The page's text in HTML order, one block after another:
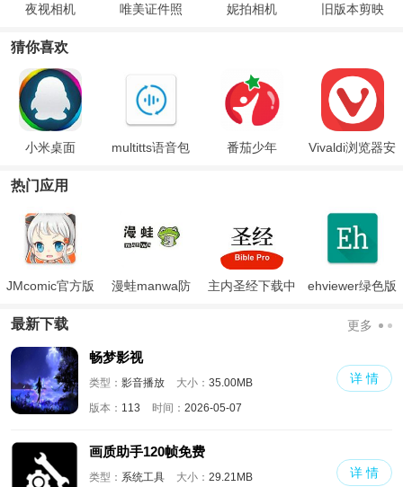
夜视相机 唯美证件照 妮拍相机 旧版本剪映
猜你喜欢
小米桌面 multitts语音包 番茄少年
Vivaldi浏览器安
热门应用
JMcomic官方版
漫蛙manwa防
主内圣经下载中
ehviewer绿色版
最新下载 更多
畅梦影视
类型： 影音播放 大小： 35.00MB
版本： 113 时间： 2026-05-07
详 情
画质助手120帧免费
类型： 系统工具 大小： 29.21MB 详 情